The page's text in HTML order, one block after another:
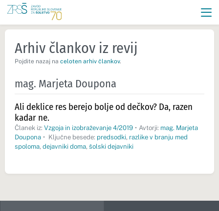
Arhiv člankov iz revij
Pojdite nazaj na celoten arhiv člankov.
mag. Marjeta Doupona
Ali deklice res berejo bolje od dečkov? Da, razen
kadar ne.
Članek iz: Vzgoja in izobraževanje 4/2019 • Avtorji: mag. Marjeta
Doupona • Ključne besede: predsodki, razlike v branju med
spoloma, dejavniki doma, šolski dejavniki